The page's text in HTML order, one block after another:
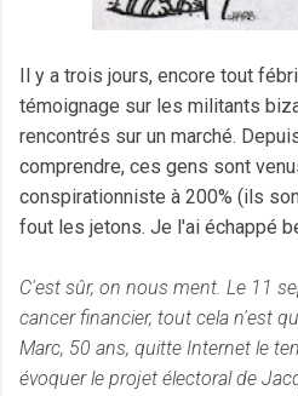
Il y a trois jours, encore tout
témoignage sur les militants
rencontrés sur un marché.
comprendre, ces gens sont
conspirationniste à 200% (ils
fout les jetons. Je l'ai échappé
C'est sûr, on nous ment. Le 11
cancer financier, tout cela n'est
Marc, 50 ans, quitte Internet le
évoquer le projet électoral de